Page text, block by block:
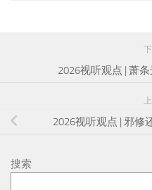
2026视听观点 | 萧
2026视听观点 | 邪修
搜索